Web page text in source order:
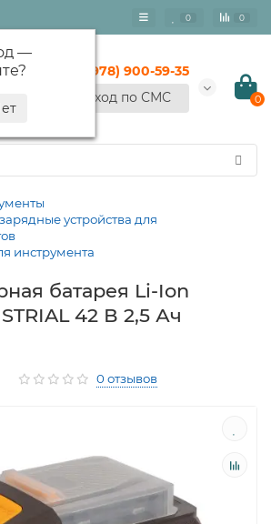
—
?
0 0
+7 (978) 900-59-35
Вход по СМС
0
устройства для
инструмента
батарея Li-Ion
42 В 2,5 Ач
0 отзывов